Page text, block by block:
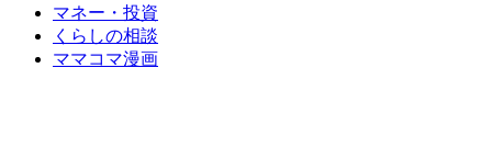
マネー・投資
くらしの相談
ママコマ漫画